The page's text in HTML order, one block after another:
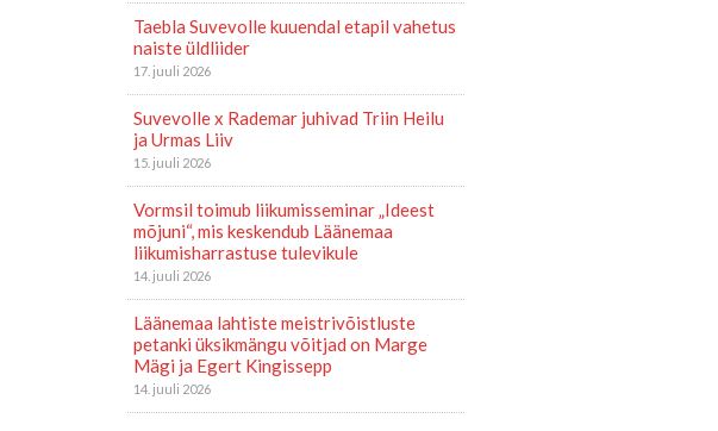
Taebla Suvevolle kuuendal etapil vahetus
naiste üldliider
17. juuli 2026
Suvevolle x Rademar juhivad Triin Heilu
ja Urmas Liiv
15. juuli 2026
Vormsil toimub liikumisseminar „Ideest
mõjuni“, mis keskendub Läänemaa
liikumisharrastuse tulevikule
14. juuli 2026
Läänemaa lahtiste meistrivõistluste
petanki üksikmängu võitjad on Marge
Mägi ja Egert Kingissepp
14. juuli 2026